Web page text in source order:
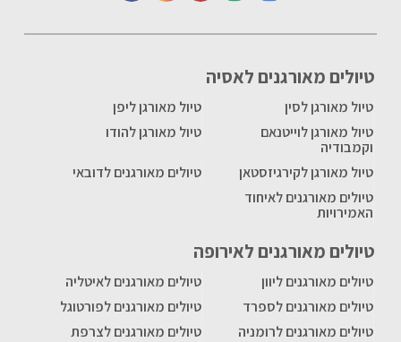
טיולים מאורגנים לאסיה
טיול מאורגן לסין
טיול מאורגן ליפן
טיול מאורגן לוייטנאם
וקמבודיה
טיול מאורגן להודו
טיול מאורגן לקירגיזסטאן
טיולים מאורגנים לדובאי
טיולים מאורגנים לאיחוד
האמירויות
טיולים מאורגנים לאירופה
טיולים מאורגנים ליוון
טיולים מאורגנים לאיטליה
טיולים מאורגנים לספרד
טיולים מאורגנים לפורטוגל
טיולים מאורגנים לרומניה
טיולים מאורגנים לצרפת